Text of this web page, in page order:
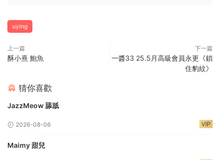
uying
上一篇
酥小熹 鮑魚
下一篇
一醬33 25.5月高級會員永更《鎖
住豹紋》
猜你喜歡
JazzMeow 舔舐
2026-08-06 VIP
Maimy 甜兒